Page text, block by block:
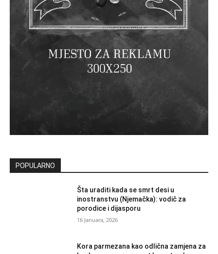
POPULARNO
Šta uraditi kada se smrt desi u
inostranstvu (Njemačka): vodič za
porodice i dijasporu
16 Januara, 2026
Kora parmezana kao odlična zamjena za